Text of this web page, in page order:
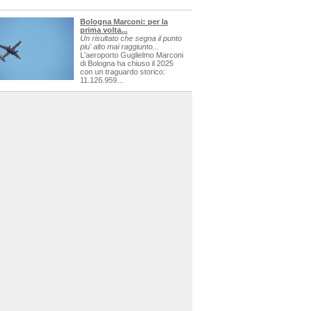
Bologna Marconi: per la
prima volta...
Un risultato che segna il punto
piu' alto mai raggiunto...
L'aeroporto Guglielmo Marconi
di Bologna ha chiuso il 2025
con un traguardo storico:
11.126.959...